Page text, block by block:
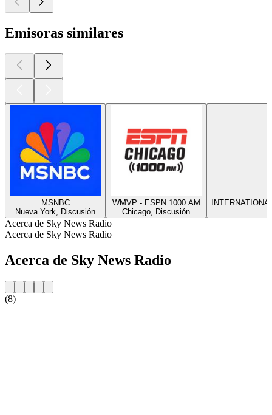
Emisoras similares
MSNBC
Nueva York, Discusión
WMVP - ESPN 1000 AM
Chicago, Discusión
Acerca de Sky News Radio
Acerca de Sky News Radio
Acerca de Sky News Radio
(8)